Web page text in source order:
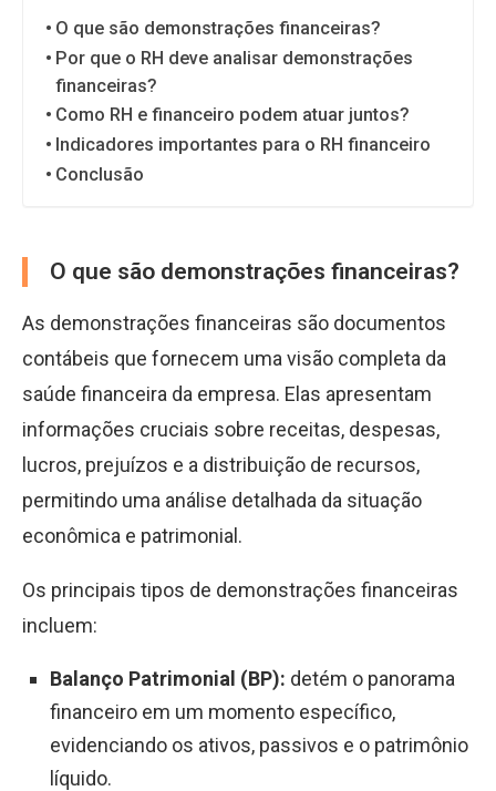
O que são demonstrações financeiras?
Por que o RH deve analisar demonstrações
financeiras?
Como RH e financeiro podem atuar juntos?
Indicadores importantes para o RH financeiro
Conclusão
O que são demonstrações financeiras?
As demonstrações financeiras são documentos
contábeis que fornecem uma visão completa da
saúde financeira da empresa. Elas apresentam
informações cruciais sobre receitas, despesas,
lucros, prejuízos e a distribuição de recursos,
permitindo uma análise detalhada da situação
econômica e patrimonial.
Os principais tipos de demonstrações financeiras
incluem:
Balanço Patrimonial (BP): detém o panorama
financeiro em um momento específico,
evidenciando os ativos, passivos e o patrimônio
líquido.